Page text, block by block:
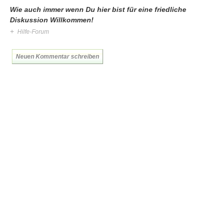
Wie auch immer wenn Du hier bist für eine friedliche
Diskussion Willkommen!
+ Hilfe-Forum
Neuen Kommentar schreiben